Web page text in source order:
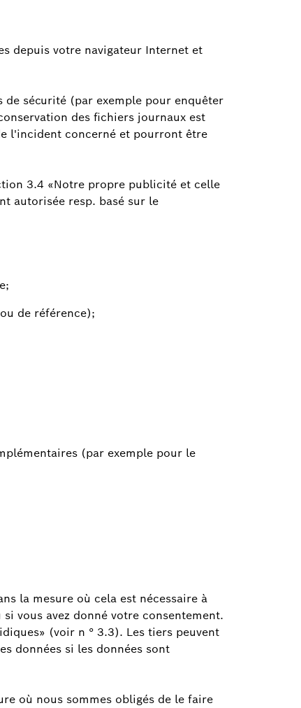
depuis votre navigateur Internet et
sécurité (par exemple pour enquêter
des fichiers journaux est
l'incident concerné et pourront être
3.4 «Notre propre publicité et celle
autorisée resp. basé sur le
de référence);
(par exemple pour le
la mesure où cela est nécessaire à
vous avez donné votre consentement.
(voir n ° 3.3). Les tiers peuvent
données si les données sont
où nous sommes obligés de le faire